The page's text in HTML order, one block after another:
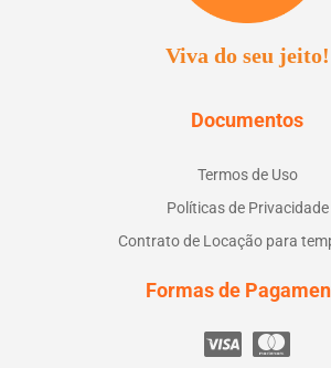
Viva do seu jeito!
Documentos
Termos de Uso
Políticas de Privacidade
Contrato de Locação para
Formas de